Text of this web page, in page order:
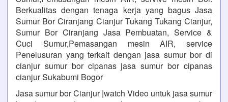
Berkualitas dengan tenaga kerja yang bagus Jasa
Sumur Bor Ciranjang Cianjur Tukang Tukang Cianjur,
Sumur Bor Ciranjang Jasa Pembuatan, Service &
Cuci Sumur,Pemasangan mesin AIR, service
Penelusuran yang terkait dengan jasa sumur bor di
cianjur sumur bor cipanas jasa sumur bor cipanas
cianjur Sukabumi Bogor
Jasa sumur bor Cianjur |watch Video untuk jasa sumur